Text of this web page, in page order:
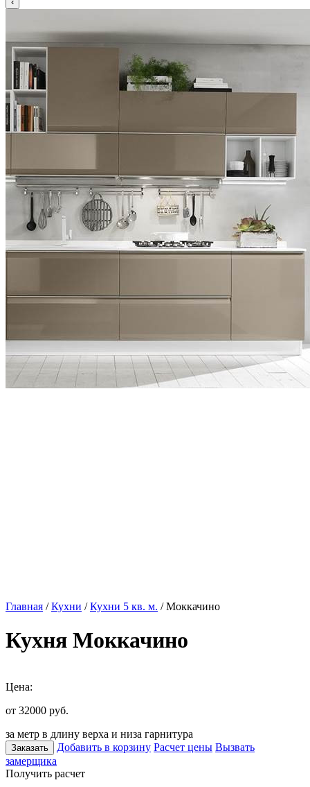
Главная /Кухни /Кухни 5 кв. м. / Моккачино
Кухня Моккачино
Цена:
от 32000 руб.
за метр в длину верха и низа гарнитура
Заказать Добавить в корзину Расчет цены Вызвать
замерщика
Получить расчет